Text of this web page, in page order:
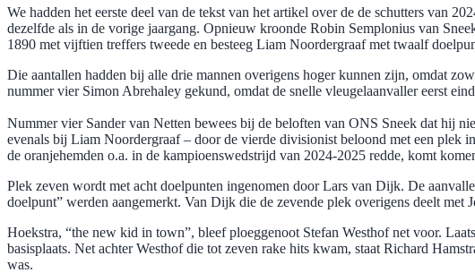
We hadden het eerste deel van de tekst van het artikel over de de schutters van
dezelfde als in de vorige jaargang. Opnieuw kroonde Robin Semplonius van
1890 met vijftien treffers tweede en besteeg Liam Noordergraaf met twaalf
Die aantallen hadden bij alle drie mannen overigens hoger kunnen zijn, omdat
nummer vier Simon Abrehaley gekund, omdat de snelle vleugelaanvaller eerst
​Nummer vier Sander van Netten bewees bij de beloften van ONS Sneek dat hij
evenals bij Liam Noordergraaf – door de vierde divisionist beloond met een plek
de oranjehemden o.a. in de kampioenswedstrijd van 2024-2025 redde, komt
Plek zeven wordt met acht doelpunten ingenomen door Lars van Dijk. De
doelpunt” werden aangemerkt. Van Dijk die de zevende plek overigens deelt
Hoekstra, “the new kid in town”, bleef ploeggenoot Stefan Westhof net voor.
basisplaats. Net achter Westhof die tot zeven rake hits kwam, staat Richard
was.